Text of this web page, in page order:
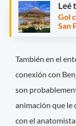
Leé
Gol
San
También en el
conexión con
son
animación que le
con el